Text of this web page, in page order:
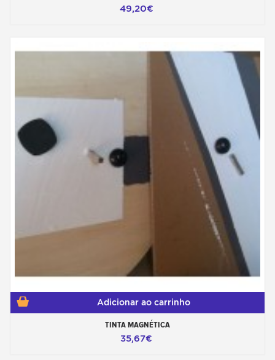
49,20€
Adicionar ao carrinho
TINTA MAGNÉTICA
35,67€